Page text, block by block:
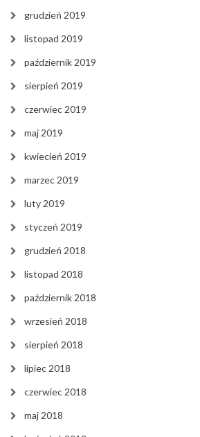
grudzień 2019
listopad 2019
październik 2019
sierpień 2019
czerwiec 2019
maj 2019
kwiecień 2019
marzec 2019
luty 2019
styczeń 2019
grudzień 2018
listopad 2018
październik 2018
wrzesień 2018
sierpień 2018
lipiec 2018
czerwiec 2018
maj 2018